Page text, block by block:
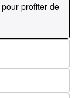
pour profiter de